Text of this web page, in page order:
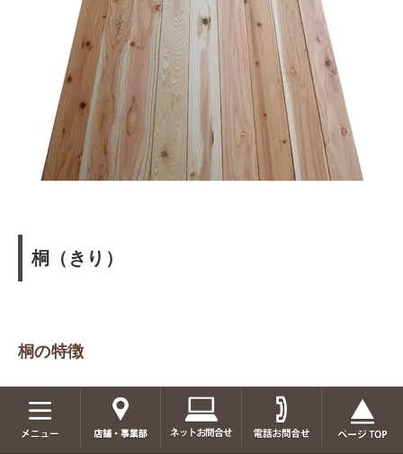
桐（きり）
桐の特徴
桐は国内では伝統的に神聖な木とみなされ、家紋や紋
章の意匠に取り入られています。